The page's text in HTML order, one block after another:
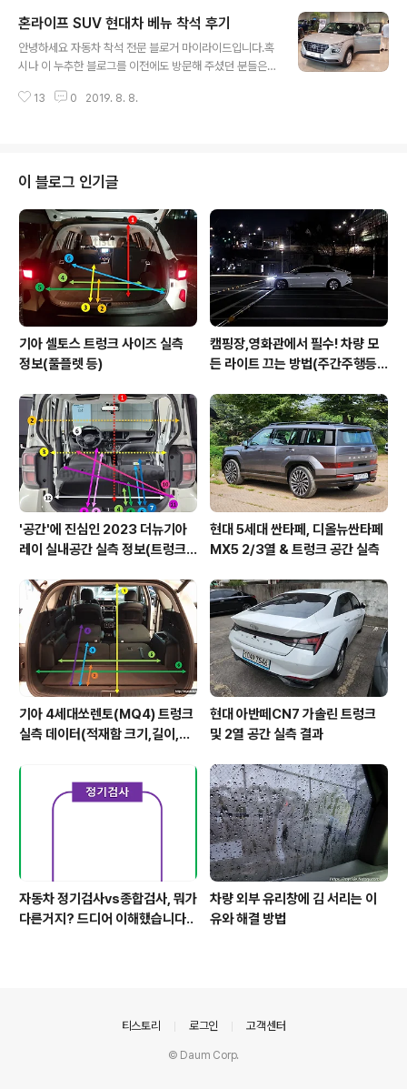
습니다. [SM7 LPE 제원 요약]서스펜션 : (앞) 맥퍼슨 스트
럿, (뒤) 멀티링크브레이크 : (앞) 벤텔레이티드 디스크,
(뒤) 디스크엔진형식 : 2.0 CVTC 2 LPLI배기량 : 1,998c
700rpm0-100km/h 도달 시간 : 약 11.7초 (일명 제로
혼라이프 SUV 현대차 베뉴 착석 후기
안녕하세요 자동차 착석 전문 블로거 마이라이드입니다.혹
시나 이 누추한 블로그를 이전에도 방문해 주셨던 분들은
동차 전시장에 방문하여 TV 광고에 많이 나오는현대자동
정보를 포함할 수 있습니다.혼라이프 SUV, 현대자동차 막
내 SUV 베뉴 실차 착석 후기 오늘 만나보실 자동차는 혼
라이프 SUV 현대자동차 베뉴입니다.베뉴는 소형 SUV 시
장에서 가장 작은 차량으로 알려져 있습니다.현대차 전시
장에 방문하기 며칠전 쌍용자동차 베리뉴티볼리를 시승 봤
는데요. 티볼리가 소형 SUV 임을 감안했을 ..
13 0 2019. 8. 8.
이 블로그 인기글
기아 셀토스 트렁크 사이즈 실측
정보(풀플렛 등)
캠핑장,영화관에서 필수! 차량 모
든 라이트 끄는 방법(주간주행등D
'공간'에 진심인 2023 더뉴기아
레이 실내공간 실측 정보(트렁크,
현대 5세대 싼타페, 디올뉴싼타페
MX5 2/3열 & 트렁크 공간 실측
기아 4세대쏘렌토(MQ4) 트렁크
실측 데이터(적재함 크기,길이,높
현대 아반떼CN7 가솔린 트렁크
및 2열 공간 실측 결과
자동차 정기검사vs종합검사, 뭐가
다른거지? 드디어 이해했습니다..
차량 외부 유리창에 김 서리는 이
유와 해결 방법
티스토리 로그인 고객센터
© Daum Corp.